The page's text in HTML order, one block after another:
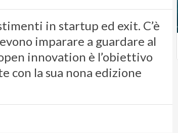
in startup ed exit. C’è
imparare a guardare al
innovation è l’obiettivo
con la sua nona edizione